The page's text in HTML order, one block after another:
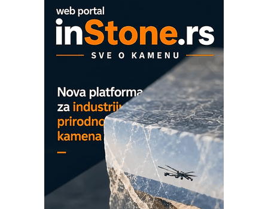
EVOKS Maintenance Management
ROSA i SCHUNK podižu proizvodnju
na viši nivo
Detekcija različitih oblika
MAREX - Lim i mašine za savremena